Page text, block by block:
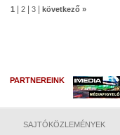
1 2 3 következő »
PARTNEREINK
SAJTÓKÖZLEMÉNYEK